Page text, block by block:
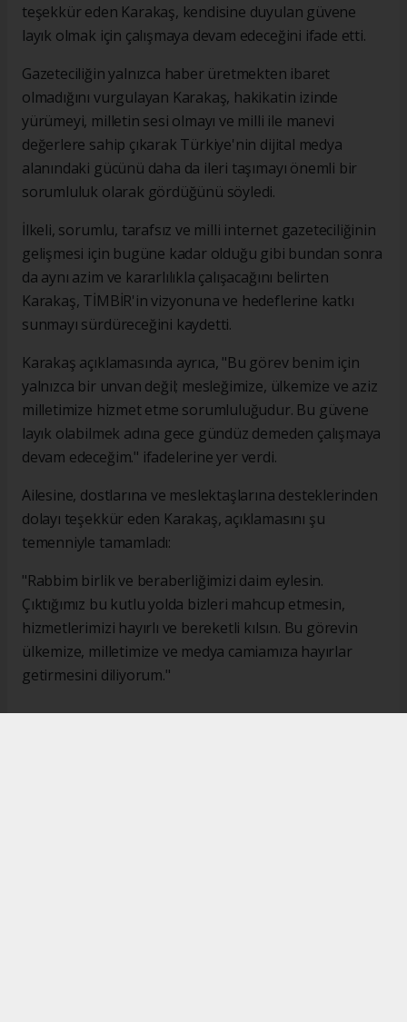
teşekkür eden Karakaş, kendisine duyulan güvene
layık olmak için çalışmaya devam edeceğini ifade etti.
Gazeteciliğin yalnızca haber üretmekten ibaret
olmadığını vurgulayan Karakaş, hakikatin izinde
yürümeyi, milletin sesi olmayı ve milli ile manevi
değerlere sahip çıkarak Türkiye'nin dijital medya
alanındaki gücünü daha da ileri taşımayı önemli bir
sorumluluk olarak gördüğünü söyledi.
İlkeli, sorumlu, tarafsız ve milli internet gazeteciliğinin
gelişmesi için bugüne kadar olduğu gibi bundan sonra
da aynı azim ve kararlılıkla çalışacağını belirten
Karakaş, TİMBİR'in vizyonuna ve hedeflerine katkı
sunmayı sürdüreceğini kaydetti.
Karakaş açıklamasında ayrıca, "Bu görev benim için
yalnızca bir unvan değil; mesleğimize, ülkemize ve aziz
milletimize hizmet etme sorumluluğudur. Bu güvene
layık olabilmek adına gece gündüz demeden çalışmaya
devam edeceğim." ifadelerine yer verdi.
Ailesine, dostlarına ve meslektaşlarına desteklerinden
dolayı teşekkür eden Karakaş, açıklamasını şu
temenniyle tamamladı:
"Rabbim birlik ve beraberliğimizi daim eylesin.
Çıktığımız bu kutlu yolda bizleri mahcup etmesin,
hizmetlerimizi hayırlı ve bereketli kılsın. Bu görevin
ülkemize, milletimize ve medya camiamıza hayırlar
getirmesini diliyorum."